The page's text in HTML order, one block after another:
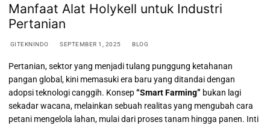
Manfaat Alat Holykell untuk Industri
Pertanian
GITEKNINDO SEPTEMBER 1, 2025 BLOG
Pertanian, sektor yang menjadi tulang punggung ketahanan
pangan global, kini memasuki era baru yang ditandai dengan
adopsi teknologi canggih. Konsep“Smart Farming” bukan lagi
sekadar wacana, melainkan sebuah realitas yang mengubah cara
petani mengelola lahan, mulai dari proses tanam hingga panen. Inti